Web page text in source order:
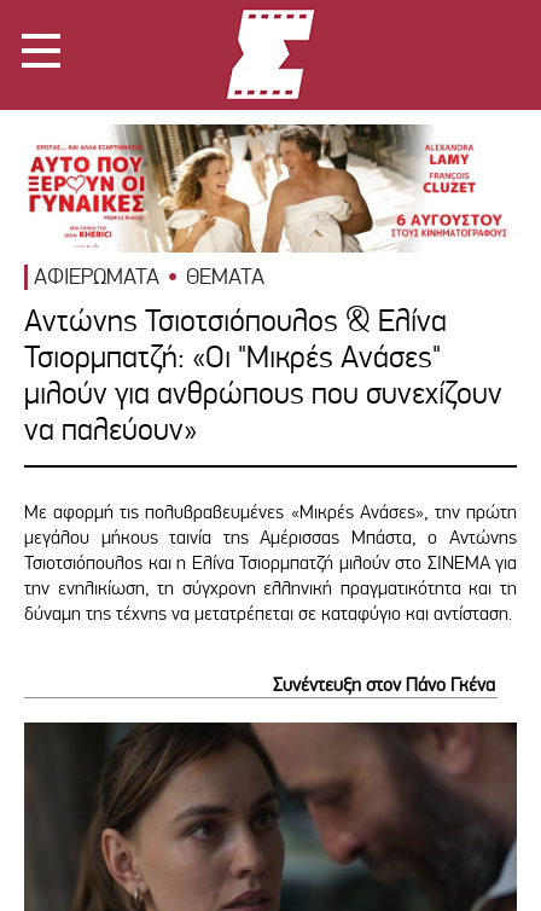
ΑΦΙΕΡΩΜΑΤΑ ΘΕΜΑΤΑ
Αντώνης Τσιοτσιόπουλος & Ελίνα
Τσιορμπατζή: «Οι "Μικρές Ανάσες"
μιλούν για ανθρώπους που συνεχίζουν
να παλεύουν»
Με αφορμή τις πολυβραβευμένες «Μικρές Ανάσες», την πρώτη
μεγάλου μήκους ταινία της Αμέρισσας Μπάστα, ο Αντώνης
Τσιοτσιόπουλος και η Ελίνα Τσιορμπατζή μιλούν στο ΣΙΝΕΜΑ για
την ενηλικίωση, τη σύγχρονη ελληνική πραγματικότητα και τη
δύναμη της τέχνης να μετατρέπεται σε καταφύγιο και αντίσταση.
Συνέντευξη στον Πάνο Γκένα